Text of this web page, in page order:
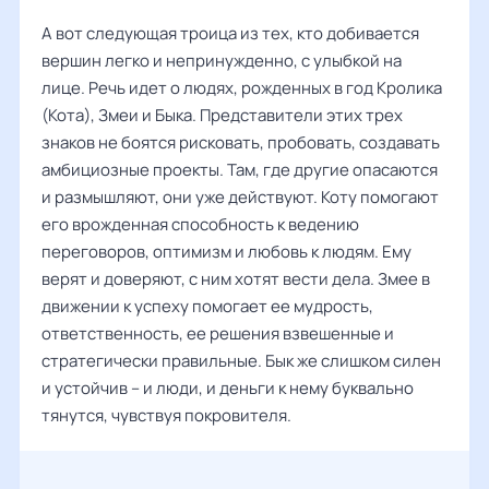
А вот следующая троица из тех, кто добивается
вершин легко и непринужденно, с улыбкой на
лице. Речь идет о людях, рожденных в год Кролика
(Кота), Змеи и Быка. Представители этих трех
знаков не боятся рисковать, пробовать, создавать
амбициозные проекты. Там, где другие опасаются
и размышляют, они уже действуют. Коту помогают
его врожденная способность к ведению
переговоров, оптимизм и любовь к людям. Ему
верят и доверяют, с ним хотят вести дела. Змее в
движении к успеху помогает ее мудрость,
ответственность, ее решения взвешенные и
стратегически правильные. Бык же слишком силен
и устойчив – и люди, и деньги к нему буквально
тянутся, чувствуя покровителя.